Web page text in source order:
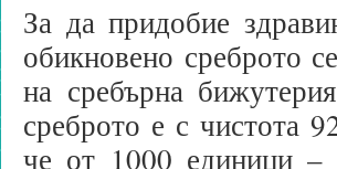
За да придобие
обикновено среброто
на сребърна
среброто е с чистота
че от 1000 единици –